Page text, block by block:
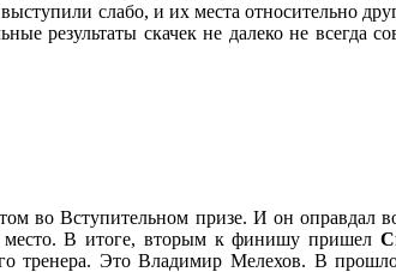
слабо, и их места относительно
результаты скачек не далеко не всегда
во Вступительном призе. И он оправдал
место. В итоге, вторым к финишу пришел
тренера. Это Владимир Мелехов. В